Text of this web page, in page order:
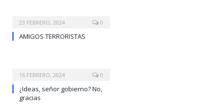
23 FEBRERO, 2024 0
AMIGOS TERRORISTAS
16 FEBRERO, 2024 0
¿Ideas, señor gobierno? No,
gracias